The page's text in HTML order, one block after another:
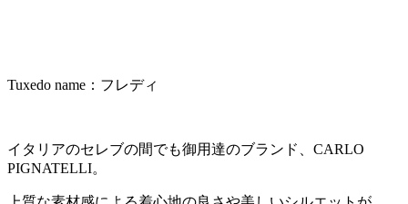
Tuxedo name：フレディ
イタリアのセレブの間でも御用達のブランド、CARLO
PIGNATELLI。